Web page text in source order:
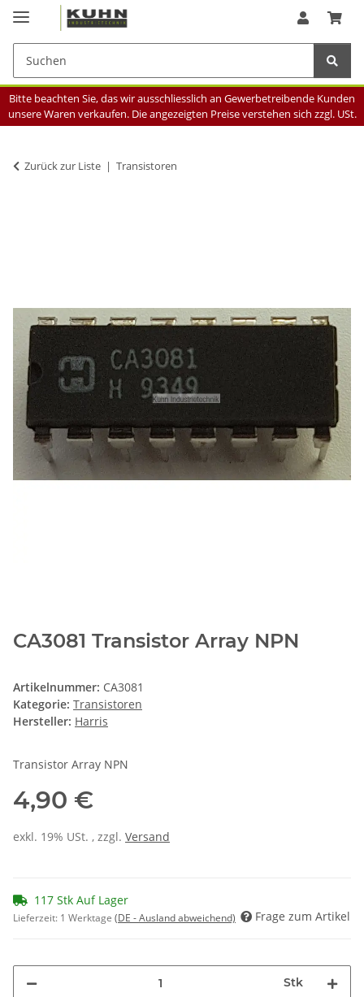
Bitte beachten Sie, das wir ausschliesslich an Gewerbetreibende Kunden
unsere Waren verkaufen. Die angezeigten Preise verstehen sich zzgl. USt.
Zurück zur Liste Transistoren
CA3081 Transistor Array NPN
Artikelnummer: CA3081
Kategorie: Transistoren
Hersteller: Harris
Transistor Array NPN
4,90 €
exkl. 19% USt. , zzgl. Versand
117 Stk Auf Lager
Lieferzeit: 1 Werktage (DE - Ausland abweichend) Frage zum Artikel
Stk